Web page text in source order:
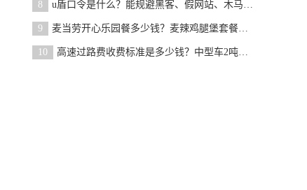
8 u盾口令是什么？能规避黑客、假网站、木马病毒等
9 麦当劳开心乐园餐多少钱？麦辣鸡腿堡套餐是23·5元
10 高速过路费收费标准是多少钱？中型车2吨以上0.90